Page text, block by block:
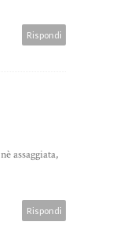
Rispondi
assaggiata,
Rispondi